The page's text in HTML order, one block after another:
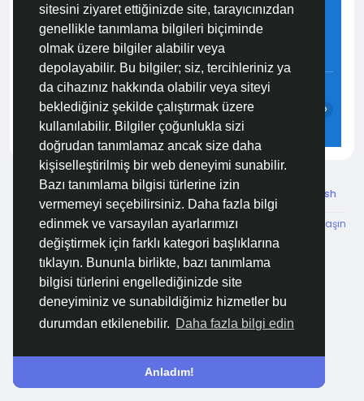
sitesini ziyaret ettiğinizde site, tarayıcınızdan
genellikle tanımlama bilgileri biçiminde
olmak üzere bilgiler alabilir veya
depolayabilir. Bu bilgiler; siz, tercihleriniz ya
da cihazınız hakkında olabilir veya siteyi
beklediğiniz şekilde çalıştırmak üzere
kullanılabilir. Bilgiler çoğunlukla sizi
doğrudan tanımlamaz ancak size daha
kişiselleştirilmiş bir web deneyimi sunabilir.
Bazı tanımlama bilgisi türlerine izin
vermemeyi seçebilirsiniz. Daha fazla bilgi
edinmek ve varsayılan ayarlarımızı
değiştirmek için farklı kategori başlıklarına
tıklayın. Bununla birlikte, bazı tanımlama
bilgisi türlerini engellediğinizde site
deneyiminiz ve sunabildiğimiz hizmetler bu
durumdan etkilenebilir. Daha fazla bilgi edin
Anladım!
27°C Çiseleme
7.3 m/s 70%
13:00
27°C
14:00
27°C
15:00
27°C
16:00
27°C
17:00
‹ ›
© 2026 Özelim Turkish
Hakkımızda Koşullar KVKK HSVTP
Bize Ulaşın
Destek Merkezi